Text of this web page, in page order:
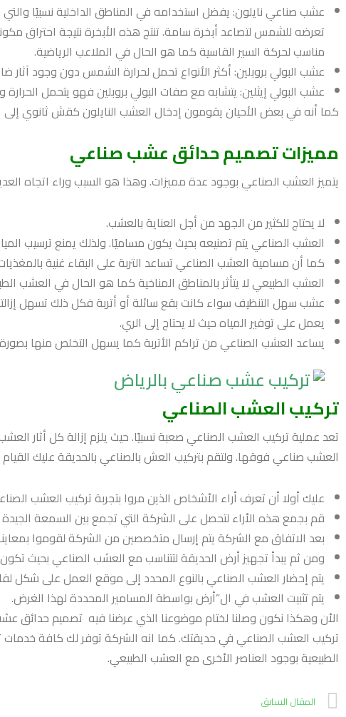
عشب صناعي نايلون: يفضل استخدامه في المناطق الداخلية نسبيًا
تعرضه للشمس لتصاعد أبخرة سامة. تنتج هذه الأبخرة نتيجة احتراق
مناسب لحركة السير القاسية كما هو الحال في الملاعب الرياضية.
عشب البولي بروبلين: أكثر الأنواع تحمل لحرارة الشمس دون وجود آثار
عشب البولي إيثلين: يتشابه مع صفات البولي بروبلين فهو يتحمل
كما أنه في بعض الأحيان يقومون إدخال العشب النايلون كقش ثانوي إلى
مميزات تصميم حدائق عشب صناعي
يتميز العشب الصناعي بوجود عدة مميزات. وهذا هو السبب وراء اتجاه
لا يحتاج للكثير من الجهد من أجل العناية بالعشب.
العشب الصناعي يتم تصنيعه بحيث يكون مساميًا. ولذلك يمنع ترسيب
كما أن مسامية العشب الصناعي تساعد التربة على البقاء غنية
العشب الطبيعي لا يتأثر بالمناطق المناخية كما هو الحال في العشب
عشب سهل التنظيف سواء كانت بقع سائلة أو أتربة فكل ذلك تسهل
يعمل على توفير المياه حيث لا يحتاج إلى الري.
يساعد العشب الصناعي من تراكم الأتربة كما يسهل التخلص منها
تركيب العشب الصناعي
تعد عملية تركيب العشب الصناعي صعبة نسبيًا. حيث يلزم إزالة كل أثار
العشب صناعي فوقها. ولتقم بتركيب العش بالصناعي بالحديقة عليك القيام
عليك أولا أن تعرف أراء الأشخاص الذين مروا بتجربة تركيب
قم بجمع هذه الأراء لتحصل على الشركة التي تجمع بين السمعة
بعد الاتفاق مع الشركة يتم إرسال متخصصين من الشركة لقوموا
ومن ثم يبدأ تجهيز أرض الحديقة لتتناسب مع العشب الصناعي بحيث
يتم إحضار العشب الصناعي بالنوع المحدد إلى موقع العمل على شكل
يتم تثبيت العشب في ال”أرض بواسطة المسامير المحددة لهذا الغرض.
الأن وهكذا نكون وصلنا لختام موضوعنا الذي عرضنا فيه تصميم
تركيب العشب الصناعي في حديقتك. كما انه الشركة توفر لك كافة خدمات
الطبيعية بوجود العناصر الأخرى مع العشب الطبيعي.
المقال السابق